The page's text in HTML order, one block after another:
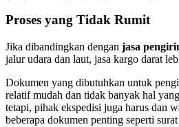
Proses yang Tidak Rumit
Jika dibandingkan dengan jasa
jalur udara dan laut, jasa kargo darat
Dokumen yang dibutuhkan untuk
relatif mudah dan tidak banyak hal
tetapi, pihak ekspedisi juga harus dan
beberapa dokumen penting seperti